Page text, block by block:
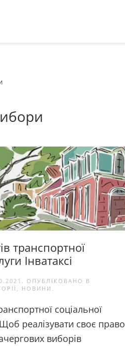
транспортної
Інватаксі
. ОПУБЛІКОВАНО В
НОВИНИ
соціальної
Щоб реалізувати своє право
виборів